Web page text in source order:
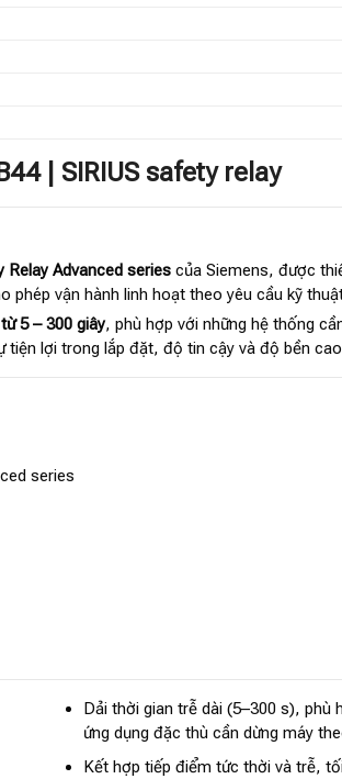
| SIRIUS safety relay
Relay Advanced series của Siemens, được
phép vận hành linh hoạt theo yêu cầu kỹ
5 – 300 giây, phù hợp với những hệ thống
tiện lợi trong lắp đặt, độ tin cậy và độ bền
series
Dải thời gian trễ dài (5–300 s), phù
ứng dụng đặc thù cần dừng máy
Kết hợp tiếp điểm tức thời và trễ,